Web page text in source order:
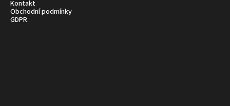
Kontakt
Obchodní podmínky
GDPR